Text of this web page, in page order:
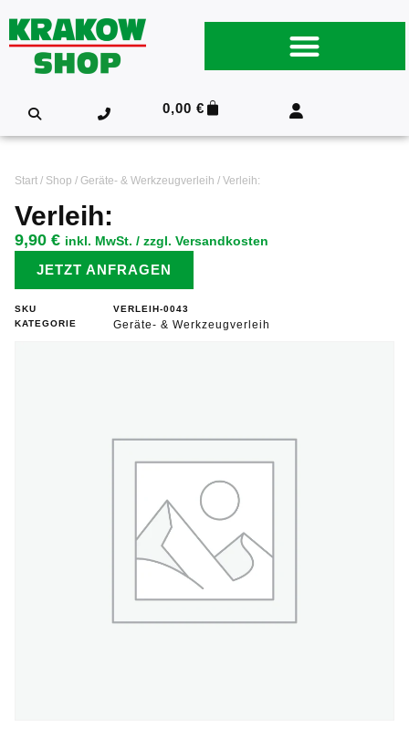
0,00€
Start / Shop / Geräte- & Werkzeugverleih / Verleih:
Verleih:
9,90 € inkl. MwSt. / zzgl. Versandkosten
JETZT ANFRAGEN
SKU
VERLEIH-0043
KATEGORIE
Geräte- & Werkzeugverleih